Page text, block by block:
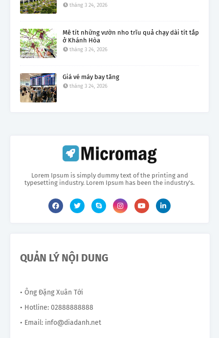
tháng 3 24, 2026
Mê tít những vườn nho trĩu quả chạy dài tít tắp
ở Khánh Hòa
tháng 3 24, 2026
Giá vé máy bay tăng
tháng 3 24, 2026
Lorem Ipsum is simply dummy text of the printing and
typesetting industry. Lorem Ipsum has been the industry's.
QUẢN LÝ NỘI DUNG
• Ông Đặng Xuân Tới
• Hotline: 02888888888
• Email: info@diadanh.net